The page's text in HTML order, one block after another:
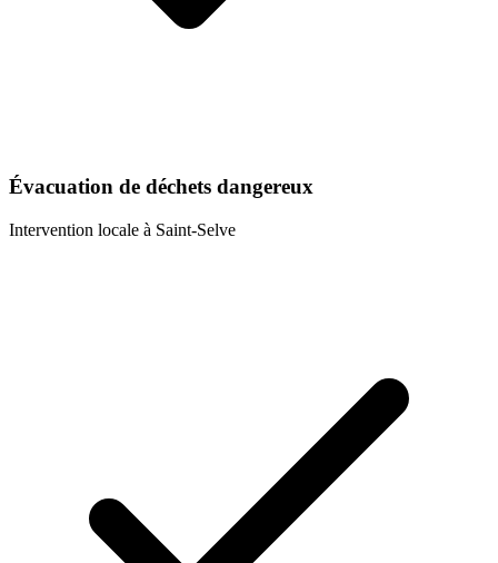
Évacuation de déchets dangereux
Intervention locale à Saint-Selve